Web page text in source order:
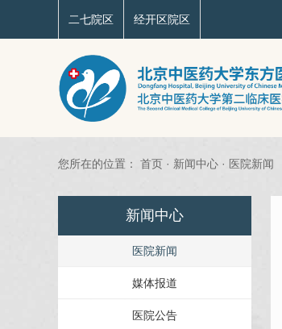
二七院区 经开区院区
您所在的位置： 首页 · 新闻中心 · 医院新闻
新闻中心
医院新闻
媒体报道
医院公告